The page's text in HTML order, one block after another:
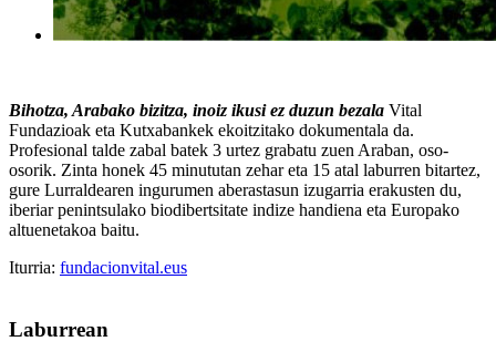
Bihotza, Arabako bizitza, inoiz ikusi ez duzun bezala Vital
Fundazioak eta Kutxabankek ekoitzitako dokumentala da.
Profesional talde zabal batek 3 urtez grabatu zuen Araban, oso-
osorik. Zinta honek 45 minututan zehar eta 15 atal laburren bitartez,
gure Lurraldearen ingurumen aberastasun izugarria erakusten du,
iberiar penintsulako biodibertsitate indize handiena eta Europako
altuenetakoa baitu.
Iturria: fundacionvital.eus
Laburrean